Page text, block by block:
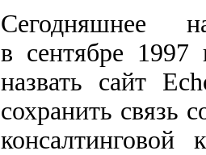
Сегодняшнее
в сентябре 1997
назвать сайт
сохранить связь